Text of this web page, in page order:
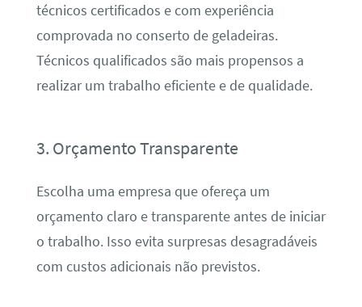
técnicos certificados e com experiência
comprovada no conserto de geladeiras.
Técnicos qualificados são mais propensos a
realizar um trabalho eficiente e de qualidade.
3. Orçamento Transparente
Escolha uma empresa que ofereça um
orçamento claro e transparente antes de iniciar
o trabalho. Isso evita surpresas desagradáveis
com custos adicionais não previstos.